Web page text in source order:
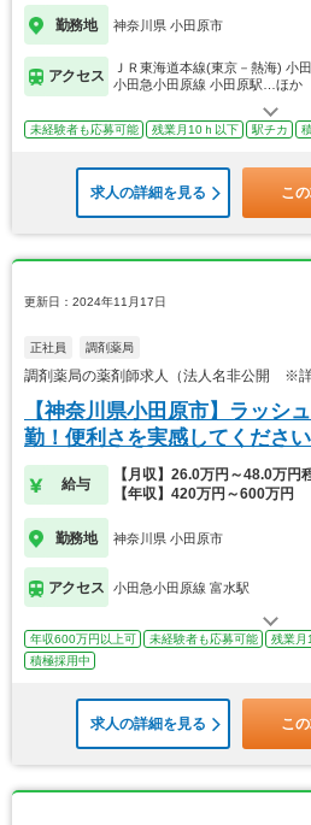
勤務地 神奈川県 小田原市
アクセス
ＪＲ東海道本線(東京－熱海) 小
小田急小田原線 小田原駅…ほか
未経験者も応募可能 残業月10ｈ以下 駅チカ
求人の詳細を見る こ
更新日：2024年11月17日
正社員 調剤薬局
調剤薬局の薬剤師求人（法人名非公開 ※詳
【神奈川県小田原市】ラッシ
勤！便利さを実感してください
給与
【月収】26.0万円～48.0万円
【年収】420万円～600万円
勤務地 神奈川県 小田原市
アクセス 小田急小田原線 富水駅
年収600万円以上可 未経験者も応募可能 残業月
積極採用中
求人の詳細を見る こ